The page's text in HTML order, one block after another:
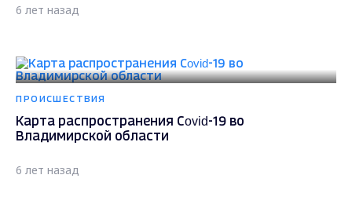
6 лет назад
ПРОИСШЕСТВИЯ
Карта распространения Сovid-19 во
Владимирской области
6 лет назад